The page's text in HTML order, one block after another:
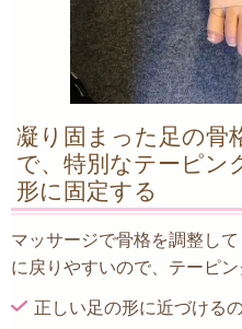
凝り固まった足の骨
で、特別なテーピン
形に固定する
マッサージで骨格を調整し
に戻りやすいので、テーピ
正しい足の形に近づける